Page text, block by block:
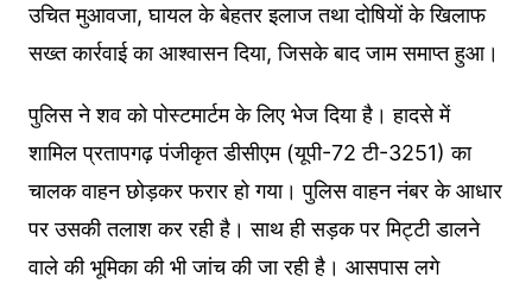
उचित मुआवजा, घायल के बेहतर इलाज तथा दोषियों के खिलाफ
सख्त कार्रवाई का आश्वासन दिया, जिसके बाद जाम समाप्त हुआ।
पुलिस ने शव को पोस्टमार्टम के लिए भेज दिया है। हादसे में
शामिल प्रतापगढ़ पंजीकृत डीसीएम (यूपी-72 टी-3251) का
चालक वाहन छोड़कर फरार हो गया। पुलिस वाहन नंबर के आधार
पर उसकी तलाश कर रही है। साथ ही सड़क पर मिट्टी डालने
वाले की भूमिका की भी जांच की जा रही है। आसपास लगे